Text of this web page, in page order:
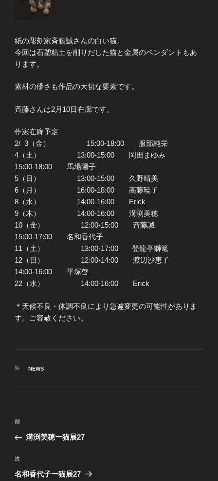
紙の彫刻家斉藤誠さんの白い猫。
今回は石塑粘土を削りだした猫と金属のペンダントもあ
ります。
素材の儚さも作品の大切な要素です。
斉藤さんは2月10日在廊です。
作家在廊予定
2/ 3（金） 15:00-18:00 服部純栄
4（土） 13:00-15:00 岡田まゆみ
15:00-18:00 馬場陽子
5（日） 13:00-15:00 久野晴美
6（月） 16:00-18:00 高藤暁子
8（水） 14:00-16:00 Erick
9（木） 14:00-16:00 溝渕美穂
10（金） 12:00-15:00 斉藤誠
15:00-17:00 名和香代子
11（土） 13:00-17:00 登龍亭獅篭
12（日） 12:00-14:00 渡辺沙恵子
14:00-16:00 平塚啓
22（水） 14:00-16:00 Erick
＊天候不良・体調不良により急遽変更の可能性がありま
す。ご容赦ください。
カ
NEWS
投
ナ
ビ
ゲ
前
の
稿
前
溝渕美穂ー猫展27
次
の
次
名和香代子ー猫展27